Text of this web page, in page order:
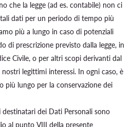
che la legge (ad es. contabile) non ci
dati per un periodo di tempo più
più a lungo in caso di potenziali
di prescrizione previsto dalla legge, in
Civile, o per altri scopi derivanti dal
legittimi interessi. In ogni caso, è
più lungo per la conservazione dei
destinatari dei Dati Personali sono
al punto VIII della presente